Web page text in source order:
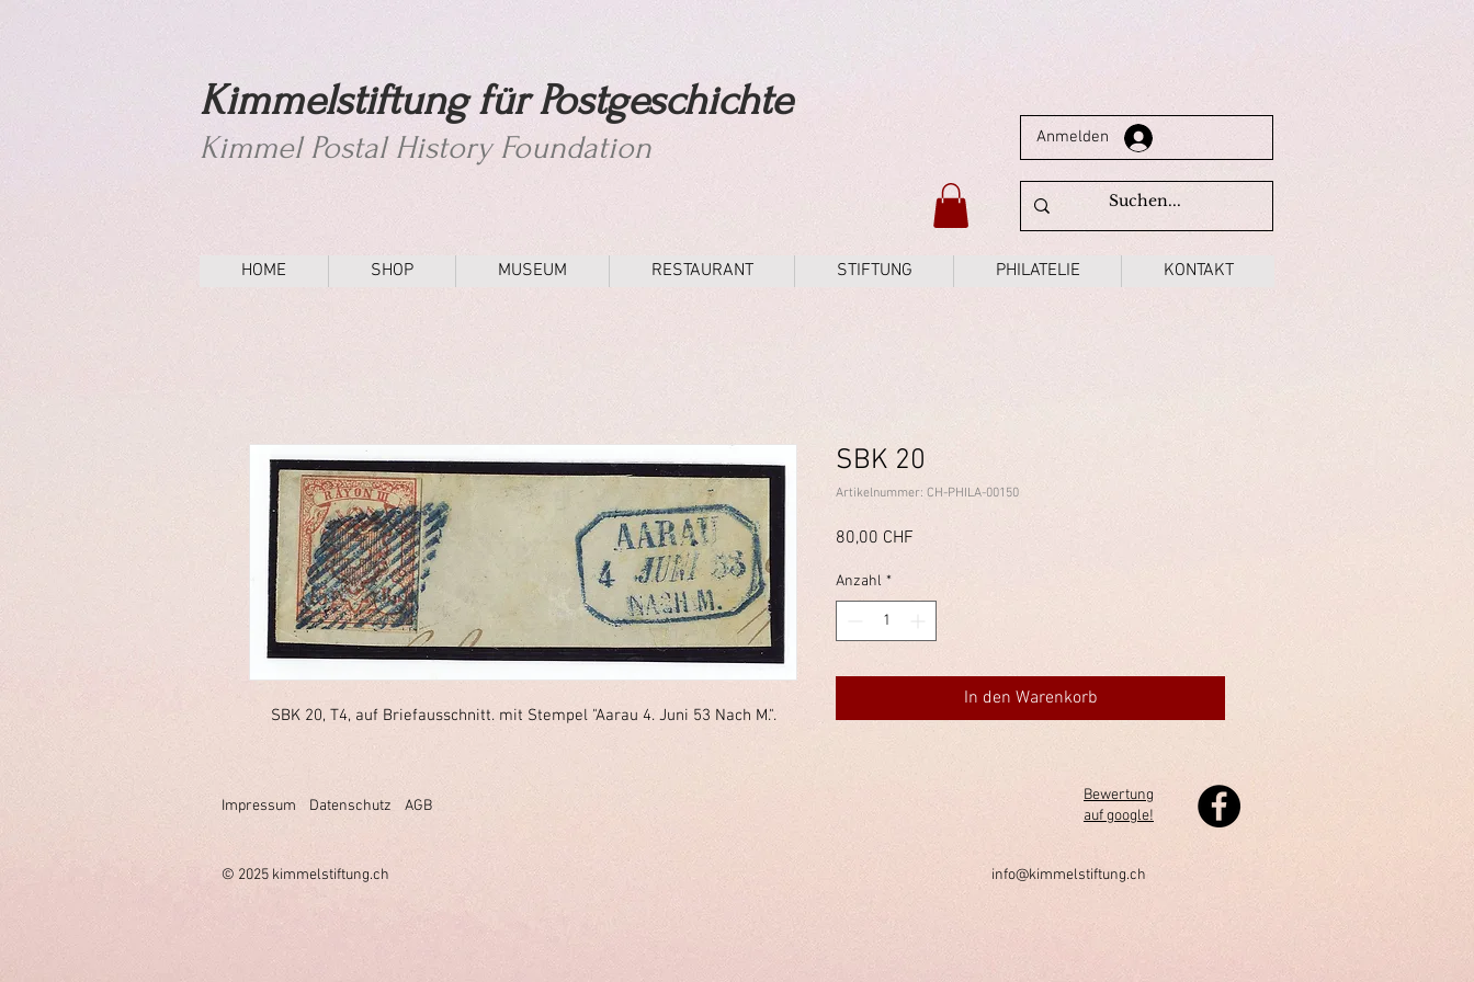
Kimmelstiftung für Postgeschichte
Kimmel Postal History Foundation Anmelden
HOME SHOP MUSEUM RESTAURANT STIFTUNG PHILATELIE KONTAKT
SBK 20, T4, auf Briefausschnitt. mit Stempel "Aarau 4. Juni 53 Nach M.".
SBK 20
Artikelnummer: CH-PHILA-00150
80,00 CHF
Anzahl *
In den Warenkorb
Impressum Datenschutz AGB
Bewertung
auf google!
© 2025 kimmelstiftung.ch info@kimmelstiftung.ch